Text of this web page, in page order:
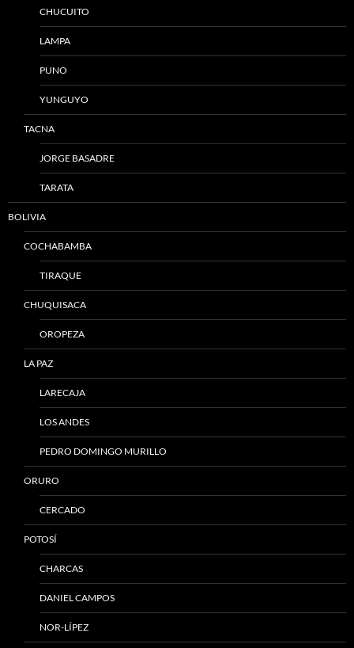
CHUCUITO
LAMPA
PUNO
YUNGUYO
TACNA
JORGE BASADRE
TARATA
BOLIVIA
COCHABAMBA
TIRAQUE
CHUQUISACA
OROPEZA
LA PAZ
LARECAJA
LOS ANDES
PEDRO DOMINGO MURILLO
ORURO
CERCADO
POTOSÍ
CHARCAS
DANIEL CAMPOS
NOR-LÍPEZ